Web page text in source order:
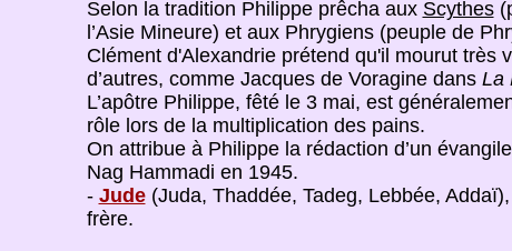
Selon la tradition Philippe prêcha aux Scythes
l’Asie Mineure) et aux Phrygiens (peuple de
Clément d'Alexandrie prétend qu'il mourut très
d’autres, comme Jacques de Voragine dans La
L’apôtre Philippe, fêté le 3 mai, est
rôle lors de la multiplication des pains.
On attribue à Philippe la rédaction d’un
Nag Hammadi en 1945.
- Jude(Juda, Thaddée, Tadeg, Lebbée,
frère.